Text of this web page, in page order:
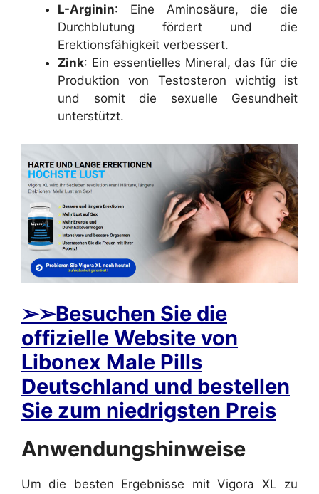
L-Arginin: Eine Aminosäure, die die
Durchblutung fördert und die
Erektionsfähigkeit verbessert.
Zink: Ein essentielles Mineral, das für die
Produktion von Testosteron wichtig ist
und somit die sexuelle Gesundheit
unterstützt.
➢➢Besuchen Sie die
offizielle Website von
Libonex Male Pills
Deutschland und bestellen
Sie zum niedrigsten Preis
Anwendungshinweise
Um die besten Ergebnisse mit Vigora XL zu